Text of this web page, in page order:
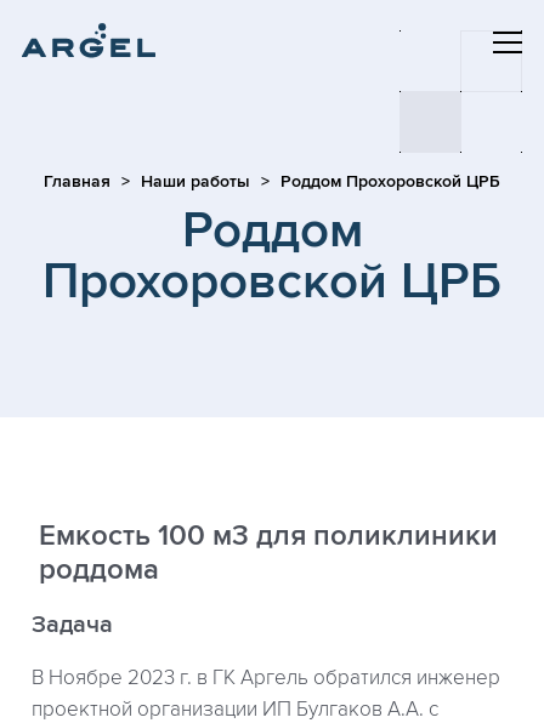
Главная Наши работы Роддом Прохоровской ЦРБ
Роддом
Прохоровской ЦРБ
Емкость 100 м3 для поликлиники
роддома
Задача
В Ноябре 2023 г. в ГК Аргель обратился инженер
проектной организации ИП Булгаков А.А. с